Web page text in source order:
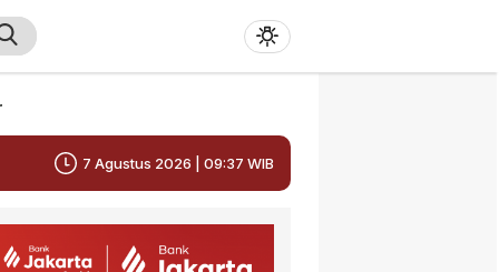
7 Agustus 2026 | 09:37 WIB